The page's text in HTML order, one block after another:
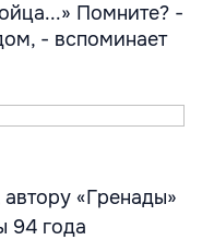
Помните? -
- вспоминает
«Гренады»
94 года